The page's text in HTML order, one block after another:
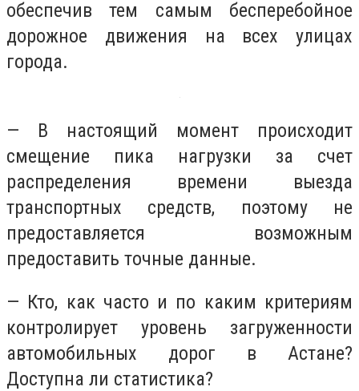
обеспечив тем самым бесперебойное
дорожное движения на всех улицах
города.
— В настоящий момент происходит
смещение пика нагрузки за счет
распределения времени выезда
транспортных средств, поэтому не
предоставляется возможным
предоставить точные данные.
— Кто, как часто и по каким критериям
контролирует уровень загруженности
автомобильных дорог в Астане?
Доступна ли статистика?